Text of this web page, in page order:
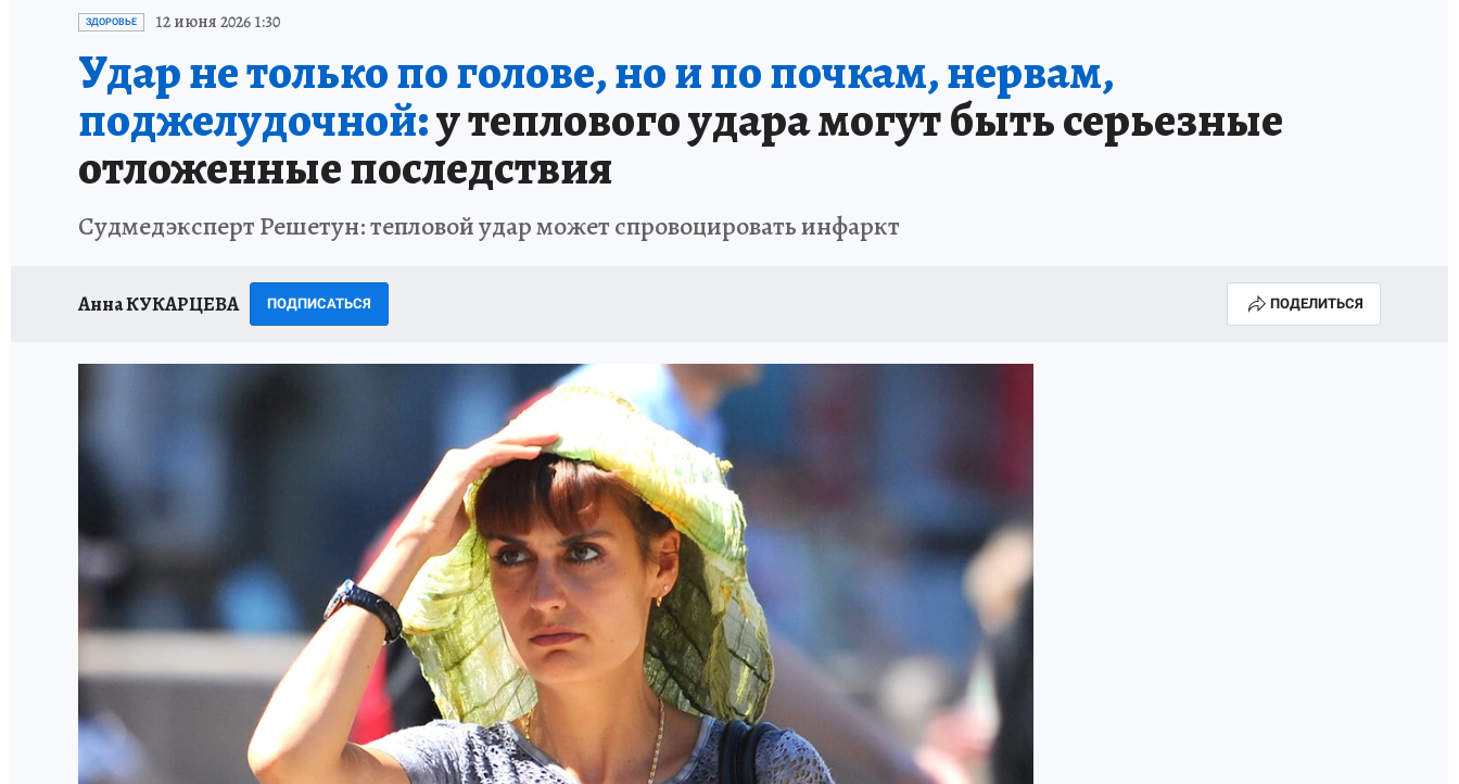
ИСПЫТАНО НА СЕБЕ
ЗДОРОВЬЕ 12 июня 2026 1:30
Удар не только по голове, но и по почкам, нервам,
поджелудочной:у теплового удара могут быть серьезные
отложенные последствия
Судмедэксперт Решетун: тепловой удар может спровоцировать инфаркт
Анна КУКАРЦЕВА ПОДПИСАТЬСЯ ПОДЕЛИТЬСЯ